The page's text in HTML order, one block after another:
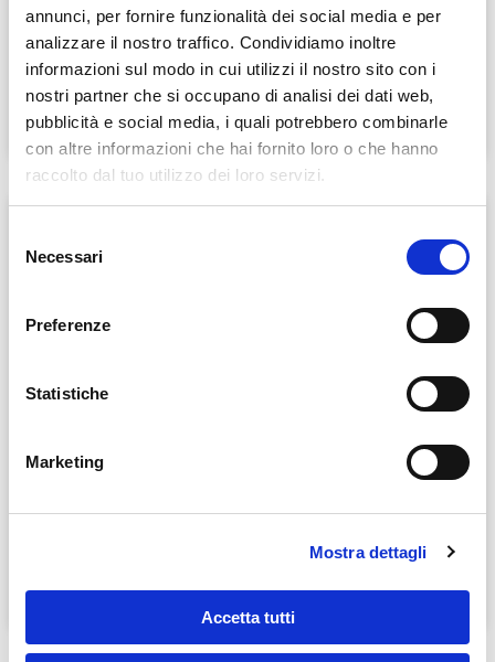
annunci, per fornire funzionalità dei social media e per
analizzare il nostro traffico. Condividiamo inoltre
informazioni sul modo in cui utilizzi il nostro sito con i
nostri partner che si occupano di analisi dei dati web,
pubblicità e social media, i quali potrebbero combinarle
con altre informazioni che hai fornito loro o che hanno
raccolto dal tuo utilizzo dei loro servizi.
delNecessari
Preferenze
Statistiche
Marketing
Mostra dettagli
Accetta tutti
AQUABOARD
SCHEDA PRODOTTO »